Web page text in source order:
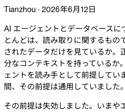
ドキュメント
はじめに
Terraform
API
MCP
Tianzhou · 2026年6月12日
AI エージェントとデータベースに
とんどは、読み取りに関するもの
されたデータだけを見ているか。
分なコンテキストを持っているか
ェントを読み手として前提してい
間、その前提は通用していました。
その前提は失効しました。いまや